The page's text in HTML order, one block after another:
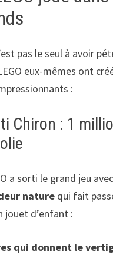
pas le seul à avoir
eux-mêmes ont
:
Chiron : 1
a sorti le grand jeu
naturequi fait
jouet d’enfant :
qui donnent le